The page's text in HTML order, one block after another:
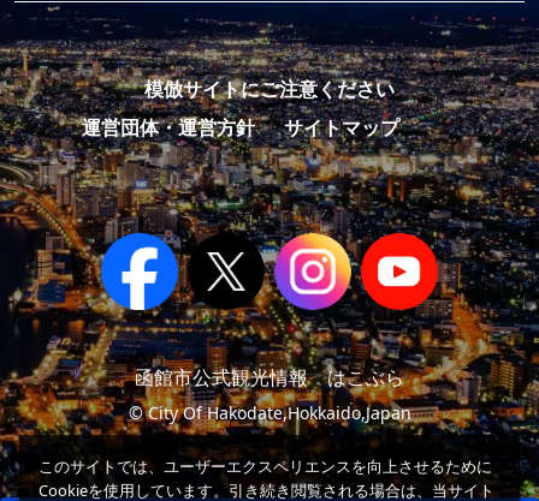
模倣サイトにご注意ください
運営団体・運営方針
サイトマップ
函館市公式観光情報 はこぶら
© City Of Hakodate,Hokkaido,Japan
このサイトでは、ユーザーエクスペリエンスを向上させるために
Cookieを使用しています。引き続き閲覧される場合は、当サイト